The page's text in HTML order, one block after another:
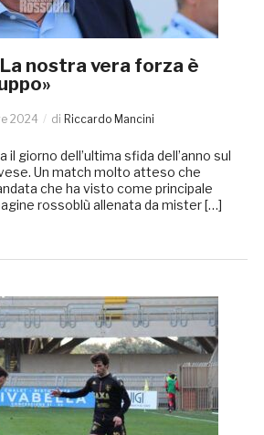
nostra vera forza è
2024 di Riccardo Mancini
il giorno dell’ultima sfida dell’anno sul
Un match molto atteso che
che ha visto come principale
rossoblù allenata da mister […]